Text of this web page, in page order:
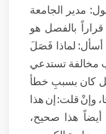
مدير الجامعة
بالفصل هو
أسأل: لماذا فَصَلَ
مخالفة تستدعي
كان بسببِ خطأ
وإنْ قلت: إن هذا
هذا صحيح،